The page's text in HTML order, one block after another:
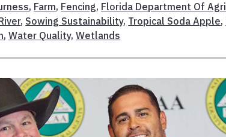
, Farm, Fencing, Florida Department Of
, Sowing Sustainability, Tropical Soda Apple,
,Water Quality,Wetlands